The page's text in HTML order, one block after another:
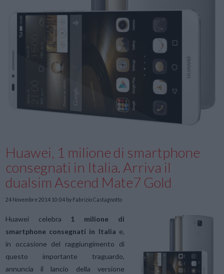
Huawei, 1 milione di smartphone
consegnati in Italia. Arriva il
dualsim Ascend Mate7 Gold
24 Novembre 2014 10:04 by Fabrizio Castagnotto
Huawei celebra 1 milione di
smartphone consegnati in Italia e,
in occasione del raggiungimento di
questo importante traguardo,
annuncia il lancio della versione